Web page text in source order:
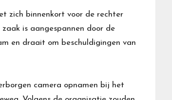
zich binnenkort voor de rechter
is aangespannen door de
en draait om beschuldigingen van
camera opnamen bij het